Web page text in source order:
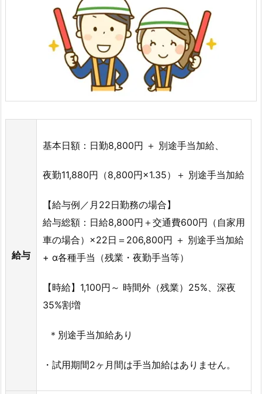
給与
基本日額：日勤8,800円 ＋ 別途手当加給、
夜勤11,880円（8,800円×1.35）＋ 別途手当加給
【給与例／月22日勤務の場合】
給与総額：日給8,800円＋交通費600円（自家用
車の場合）×22日＝206,800円 ＋ 別途手当加給
+ α各種手当（残業・夜勤手当等）
【時給】 1,100円～ 時間外（残業）25%、深夜
35%割増
＊別途手当加給あり
・試用期間2ヶ月間は手当加給はありません。